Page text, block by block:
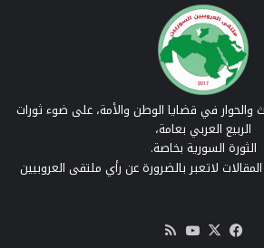
في قضايا الوطن والأمة، على ضوء ثورات
الربيع العربي بعامة،
الثورة السورية بخاصة.
المقالات لاتعبر بالضرورة عن رأي ملتقى العروبيين
فيسبوك
‫X
‫YouTube